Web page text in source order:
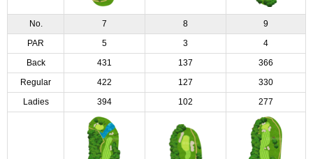
No. 7 8 9
PAR 5 3 4
Back 431 137 366
Regular 422 127 330
Ladies 394 102 277